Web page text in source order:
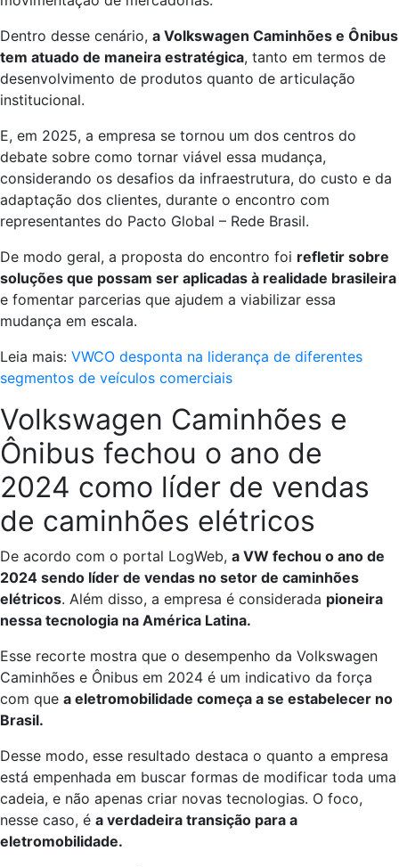
Dentro desse cenário, a Volkswagen Caminhões e Ônibus
tem atuado de maneira estratégica, tanto em termos de
desenvolvimento de produtos quanto de articulação
institucional.
E, em 2025, a empresa se tornou um dos centros do
debate sobre como tornar viável essa mudança,
considerando os desafios da infraestrutura, do custo e da
adaptação dos clientes, durante o encontro com
representantes do Pacto Global – Rede Brasil.
De modo geral, a proposta do encontro foi refletir sobre
soluções que possam ser aplicadas à realidade brasileira
e fomentar parcerias que ajudem a viabilizar essa
mudança em escala.
Leia mais: VWCO desponta na liderança de diferentes
segmentos de veículos comerciais
Volkswagen Caminhões e
Ônibus fechou o ano de
2024 como líder de vendas
de caminhões elétricos
De acordo com o portal LogWeb, a VW fechou o ano de
2024 sendo líder de vendas no setor de caminhões
elétricos. Além disso, a empresa é considerada pioneira
nessa tecnologia na América Latina.
Esse recorte mostra que o desempenho da Volkswagen
Caminhões e Ônibus em 2024 é um indicativo da força
com que a eletromobilidade começa a se estabelecer no
Brasil.
Desse modo, esse resultado destaca o quanto a empresa
está empenhada em buscar formas de modificar toda uma
cadeia, e não apenas criar novas tecnologias. O foco,
nesse caso, é a verdadeira transição para a
eletromobilidade.